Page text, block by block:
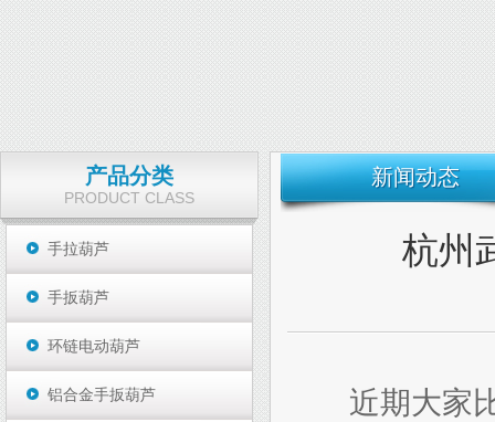
产品分类
PRODUCT CLASS
手拉葫芦
手扳葫芦
环链电动葫芦
铝合金手扳葫芦
新闻动态
杭州
近期大家比